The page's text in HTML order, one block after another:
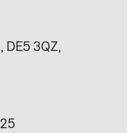
DE5 3QZ,